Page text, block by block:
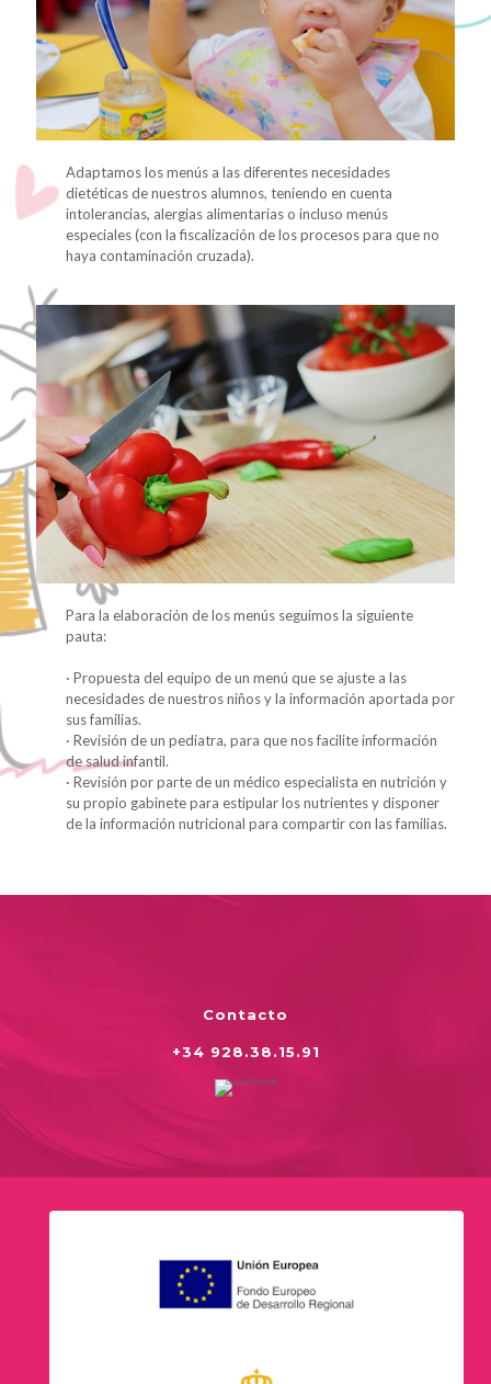
Adaptamos los menús a las diferentes necesidades
dietéticas de nuestros alumnos, teniendo en cuenta
intolerancias, alergias alimentarias o incluso menús
especiales (con la fiscalización de los procesos para que no
haya contaminación cruzada).
Para la elaboración de los menús seguimos la siguiente
pauta:
· Propuesta del equipo de un menú que se ajuste a las
necesidades de nuestros niños y la información aportada por
sus familias.
· Revisión de un pediatra, para que nos facilite información
de salud infantil.
· Revisión por parte de un médico especialista en nutrición y
su propio gabinete para estipular los nutrientes y disponer
de la información nutricional para compartir con las familias.
Contacto
+34 928.38.15.91